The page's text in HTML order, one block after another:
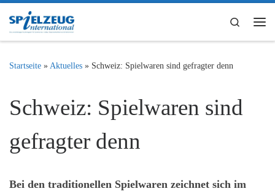
Zum Inhalt springen
Search
Startseite » Aktuelles » Schweiz: Spielwaren sind gefragter denn
Schweiz: Spielwaren sind
gefragter denn
Bei den traditionellen Spielwaren zeichnet sich im